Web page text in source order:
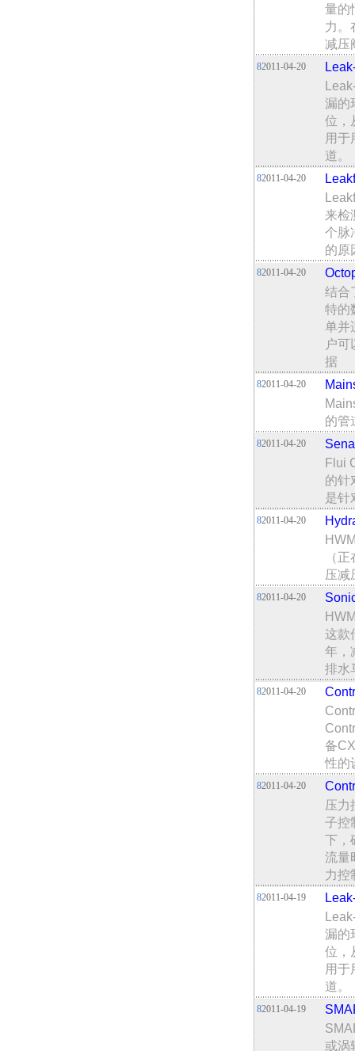
量的
力。
减压
82011-04-20
漏的
位，
用于
道。
82011-04-20
来检
个脉
的原
82011-04-20
结合
特的
单并
户
据
82011-04-20
的管
82011-04-20
Flui
的针
是针
82011-04-20
（
压减
82011-04-20
这款
年，
排水
82011-04-20
备
性的
82011-04-20
压力
子控
下，
流量
力控
82011-04-19
漏的
位，
用于
道。
82011-04-19
或涡